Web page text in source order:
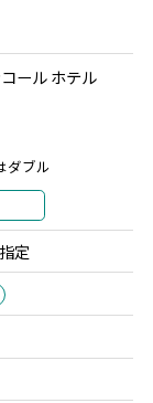
ール ホテル
ダブル
定